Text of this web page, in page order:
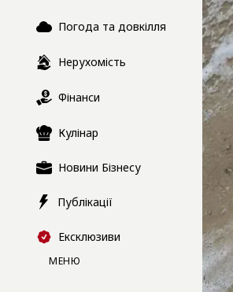
Погода та довкілля
Нерухомість
Фінанси
Кулінар
Новини Бізнесу
Публікації
Ексклюзиви
МЕНЮ